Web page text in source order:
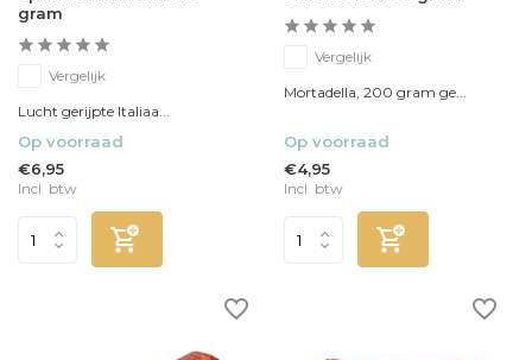
gram
Vergelijk
Lucht gerijpte Italiaa...
Op voorraad
€6,95
Incl. btw
Vergelijk
Mortadella, 200 gram ge...
Op voorraad
€4,95
Incl. btw